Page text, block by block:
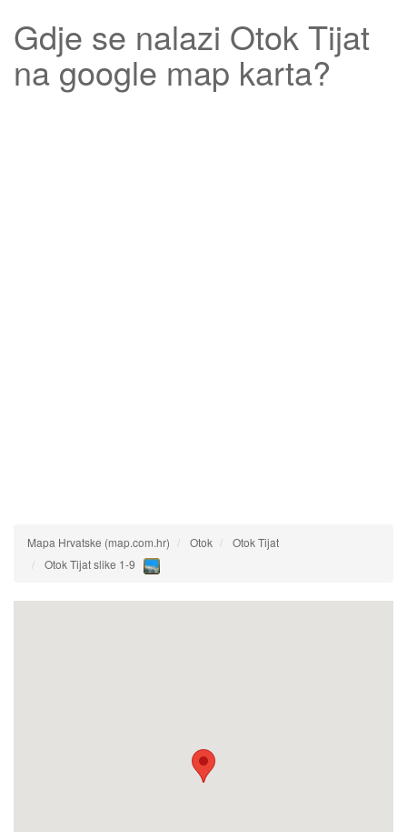
Gdje se nalazi Otok Tijat
na google map karta?
Mapa Hrvatske (map.com.hr) Otok
Otok Tijat
Otok Tijat slike 1-9